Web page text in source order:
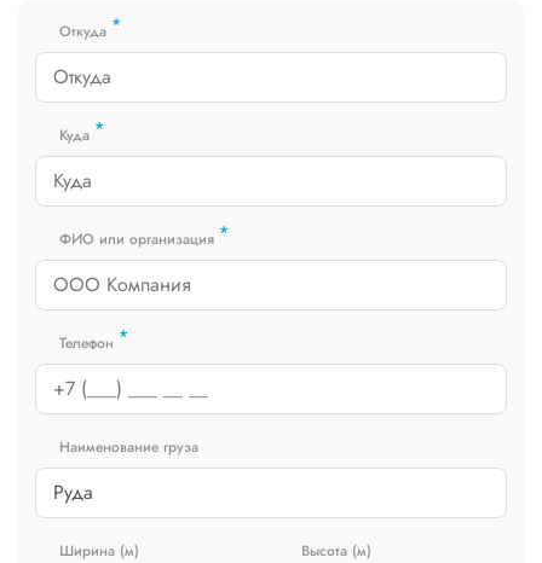
сайте или звоните по номеру
РФ).
Откуда *
Куда *
ФИО или организация *
Телефон *
Наименование груза
Ширина (м) Высота (м)